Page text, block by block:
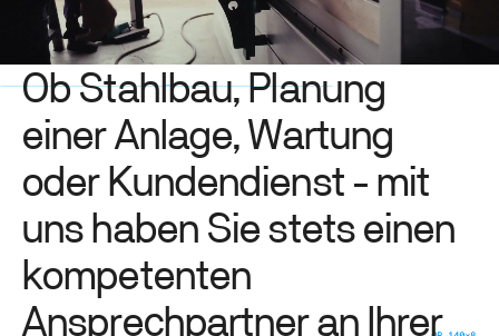
ObStahlbau,Planung
einerAnlage,Wartung
oder Kundendienst - mit
unshaben Siestets einen
kompetenten
Ansprechpartneran Ihrer